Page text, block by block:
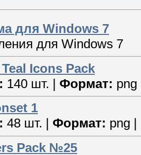
для Windows 7
для Windows 7
Icons Pack
140 шт. | Формат:
1
48 шт. | Формат: png |
Pack №25